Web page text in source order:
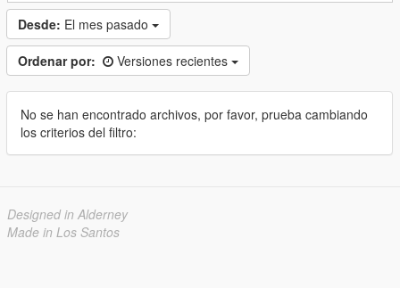
Desde: El mes pasado
Ordenar por: Versiones recientes
No se han encontrado archivos, por favor, prueba cambiando
los criterios del filtro:
Designed in Alderney
Made in Los Santos